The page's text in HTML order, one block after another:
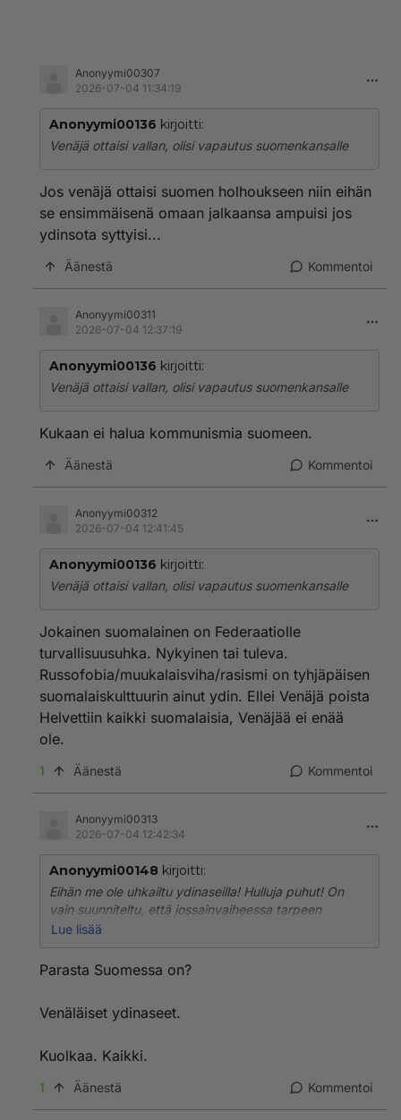
Anonyymi00307
2026-07-04 11:34:19
Anonyymi00136 kirjoitti:
Venäjä ottaisi vallan, olisi vapautus suomenkansalle
Jos venäjä ottaisi suomen holhoukseen niin eihän
se ensimmäisenä omaan jalkaansa ampuisi jos
ydinsota syttyisi...
Äänestä Kommentoi
Anonyymi00311
2026-07-04 12:37:19
Anonyymi00136 kirjoitti:
Venäjä ottaisi vallan, olisi vapautus suomenkansalle
Kukaan ei halua kommunismia suomeen.
Äänestä Kommentoi
Anonyymi00312
2026-07-04 12:41:45
Anonyymi00136 kirjoitti:
Venäjä ottaisi vallan, olisi vapautus suomenkansalle
Jokainen suomalainen on Federaatiolle
turvallisuusuhka. Nykyinen tai tuleva.
Russofobia/muukalaisviha/rasismi on tyhjäpäisen
suomalaiskulttuurin ainut ydin. Ellei Venäjä poista
Helvettiin kaikki suomalaisia, Venäjää ei enää
ole.
1 Äänestä Kommentoi
Anonyymi00313
2026-07-04 12:42:34
Anonyymi00148 kirjoitti:
Eihän me ole uhkailtu ydinaseilla! Hulluja puhut! On
vain suunniteltu, että jossainvaiheessa tarpeen
mukaan pelotteeksi voisi Suomellakin olla ydinaseet.
joka aina on uhkaamassa naapureitaan ydinaseilla, kun
aina noilla ydinaseilla!
Itse aloitti tuon surkean sotansa ja on tapattanut oikein
Ukrainan rintamalle vienyt!!
Lue lisää
Parasta Suomessa on?
Venäläiset ydinaseet.
Kuolkaa. Kaikki.
1 Äänestä Kommentoi